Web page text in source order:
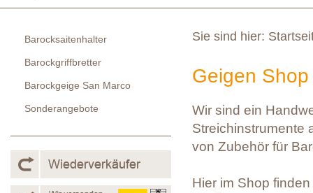
Sie sind hier:
Geigen Shop
Wir sind ein
Streichinstrumente
von Zubehör für
Hier im Shop
Barocksaitenhalter
Barockgriffbretter
Barockgeige San Marco
Sonderangebote